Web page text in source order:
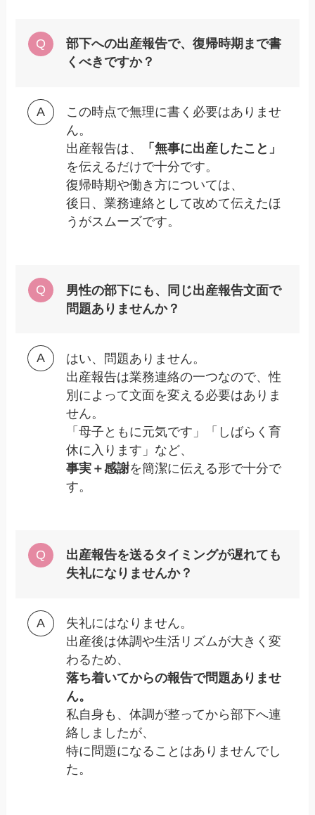
部下への出産報告で、復帰時期まで書
くべきですか？
この時点で無理に書く必要はありませ
ん。
出産報告は、
「無事に出産したこと」
を伝えるだけで十分です。
復帰時期や働き方については、
後日、業務連絡として改めて伝えたほ
うがスムーズです。
男性の部下にも、同じ出産報告文面で
問題ありませんか？
はい、問題ありません。
出産報告は業務連絡の一つなので、性
別によって文面を変える必要はありま
せん。
「母子ともに元気です」「しばらく育
休に入ります」など、
事実＋感謝を簡潔に伝える形で十分で
す。
出産報告を送るタイミングが遅れても
失礼になりませんか？
失礼にはなりません。
出産後は体調や生活リズムが大きく変
わるため、
落ち着いてからの報告で問題ありませ
ん。
私自身も、体調が整ってから部下へ連
絡しましたが、
特に問題になることはありませんでし
た。